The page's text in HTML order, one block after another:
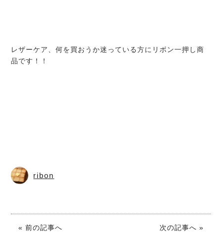
レザーケア、何を買おうか迷っている方にリボン一押し商
品です！！
ribon
« 前の記事へ 次の記事へ »